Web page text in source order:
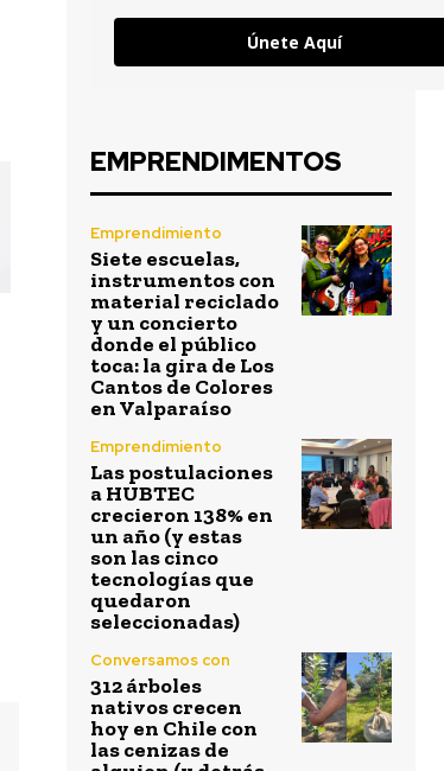
Únete Aquí
EMPRENDIMENTOS
Emprendimiento
Siete escuelas,
instrumentos con
material reciclado
y un concierto
donde el público
toca: la gira de Los
Cantos de Colores
en Valparaíso
Emprendimiento
Las postulaciones
a HUBTEC
crecieron 138% en
un año (y estas
son las cinco
tecnologías que
quedaron
seleccionadas)
Conversamos con
312 árboles
nativos crecen
hoy en Chile con
las cenizas de